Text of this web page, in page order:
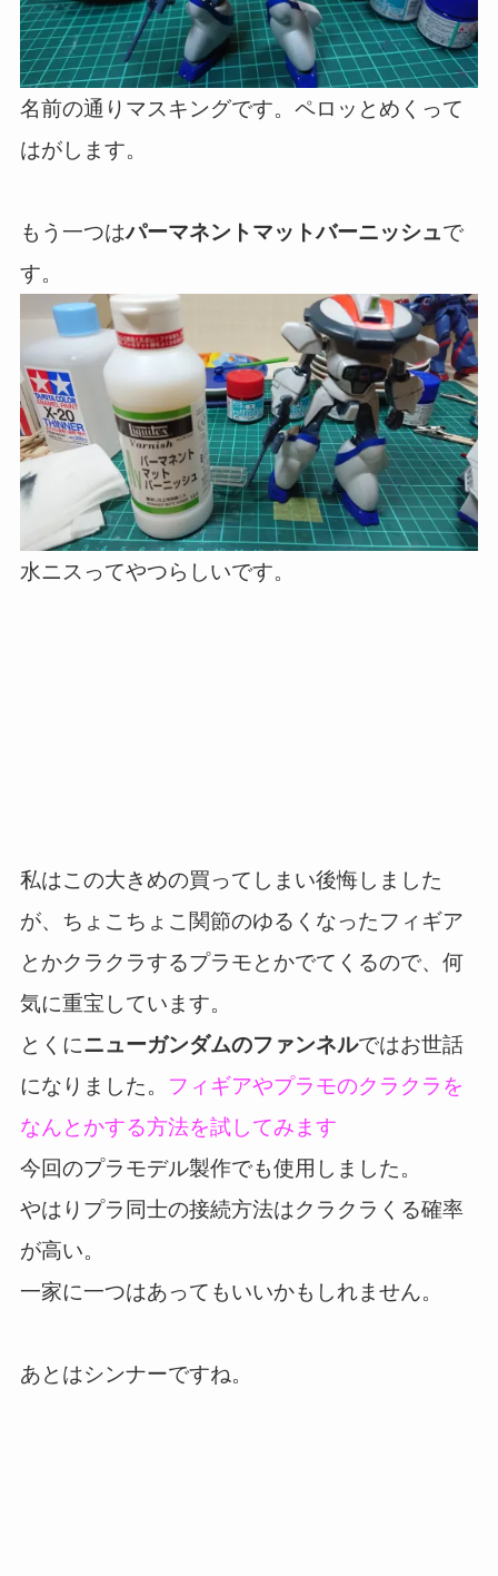
名前の通りマスキングです。ペロッとめくって
はがします。
もう一つはパーマネントマットバーニッシュで
す。
水ニスってやつらしいです。
私はこの大きめの買ってしまい後悔しました
が、ちょこちょこ関節のゆるくなったフィギア
とかクラクラするプラモとかでてくるので、何
気に重宝しています。
とくにニューガンダムのファンネルではお世話
になりました。 フィギアやプラモのクラクラを
なんとかする方法を試してみます
今回のプラモデル製作でも使用しました。
やはりプラ同士の接続方法はクラクラくる確率
が高い。
一家に一つはあってもいいかもしれません。
あとはシンナーですね。